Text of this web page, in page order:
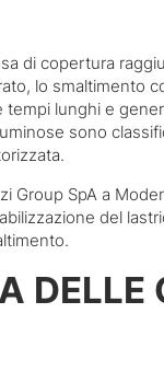
di copertura
lo smaltimento
lunghi e
sono
Group SpA a
del
DELLE